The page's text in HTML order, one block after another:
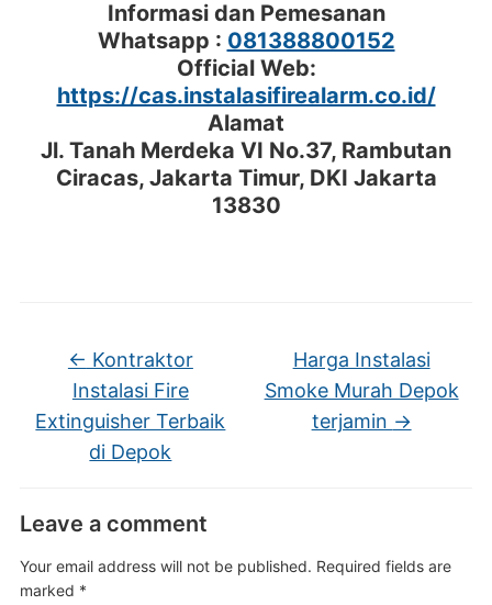
Informasi dan Pemesanan
Whatsapp : 081388800152
Official Web:
https://cas.instalasifirealarm.co.id/
Alamat
Jl. Tanah Merdeka VI No.37, Rambutan
Ciracas, Jakarta Timur, DKI Jakarta
13830
← Kontraktor
Instalasi Fire
Extinguisher Terbaik
di Depok
Harga Instalasi
Smoke Murah Depok
terjamin →
Leave a comment
Your email address will not be published. Required fields are
marked *